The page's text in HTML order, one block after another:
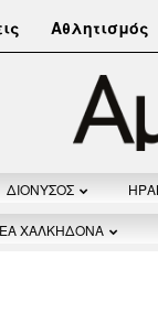
Αθλητισμός
ΔΙΟΝΥΣΟΣ
ΧΑΛΚΗΔΟΝΑ